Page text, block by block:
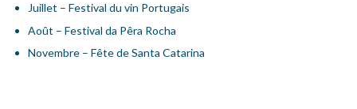
Juillet – Festival du vin Portugais
Août – Festival da Pêra Rocha
Novembre – Fête de Santa Catarina